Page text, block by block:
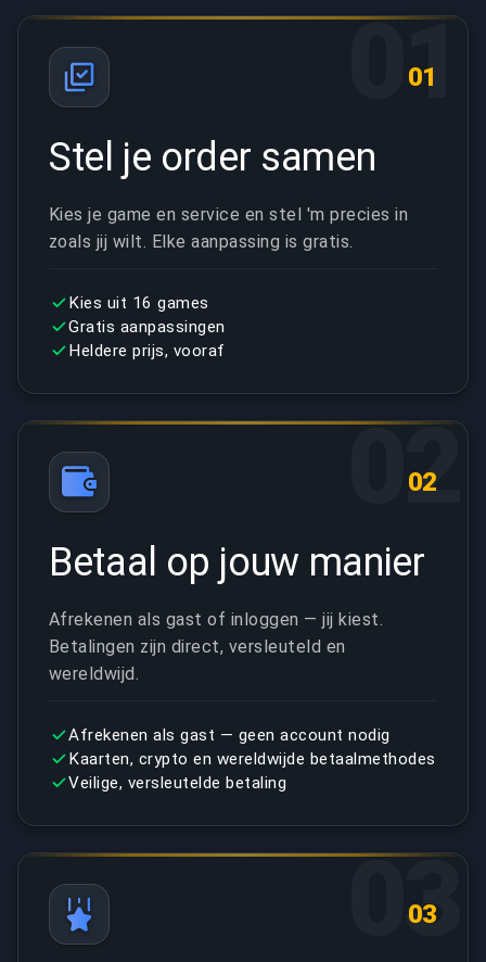
01
01
Stel je order samen
Kies je game en service en stel 'm precies in
zoals jij wilt. Elke aanpassing is gratis.
Kies uit 16 games
Gratis aanpassingen
Heldere prijs, vooraf
02
02
Betaal op jouw manier
Afrekenen als gast of inloggen — jij kiest.
Betalingen zijn direct, versleuteld en
wereldwijd.
Afrekenen als gast — geen account nodig
Kaarten, crypto en wereldwijde betaalmethodes
Veilige, versleutelde betaling
03
03